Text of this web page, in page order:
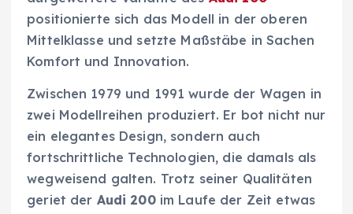
positionierte sich das Modell in der oberen
Mittelklasse und setzte Maßstäbe in Sachen
Komfort und Innovation.
Zwischen 1979 und 1991 wurde der Wagen in
zwei Modellreihen produziert. Er bot nicht nur
ein elegantes Design, sondern auch
fortschrittliche Technologien, die damals als
wegweisend galten. Trotz seiner Qualitäten
geriet der Audi 200im Laufe der Zeit etwas